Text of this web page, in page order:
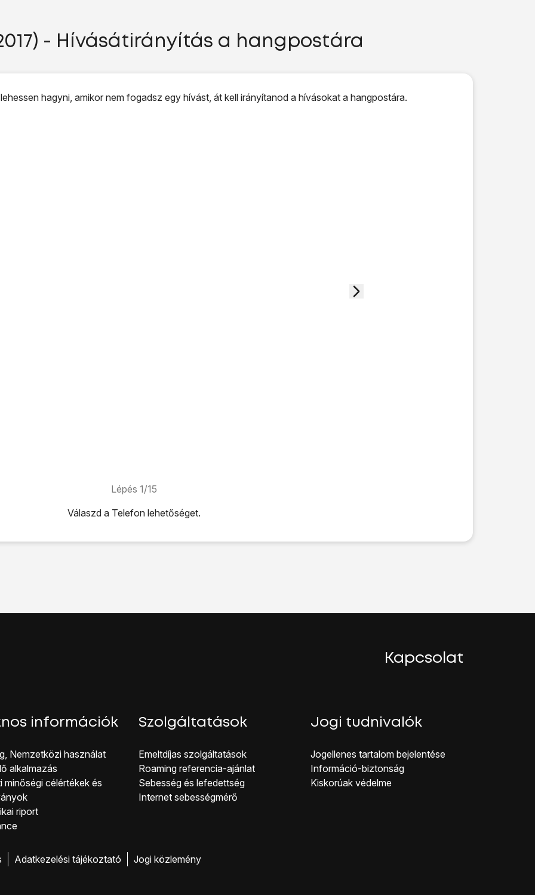
- Hívásátirányítás a hangpostára
hagyni, amikor nem fogadsz egy hívást, át kell irányítanod a hívásokat a hangpostára.
Lépés 1/15
Válaszd a Telefonlehetőséget.
, és válaszd azENGEDÉLYEZÉSlehetőséget.
hogy visszatérhess a főképernyőhöz, nyomd meg
Kapcsolat
információk
Nemzetközi használat
alkalmazás
minőségi célérté kek és
riport
Szolgáltatások
Emeltdíjas szolgáltatások
Roaming referencia-ajánlat
Sebesség és lefedettség
Internet sebességmérő
Jogi tudnivalók
Jogellenes ta rtalom bejelentése
Inf ormáció-biztonság
Kiskorúak véd elme
Adatkezelési tájékoztató Jogi közlemény